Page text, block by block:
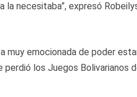
la necesitaba”, expresó
muy emocionada de poder
los Juegos Bolivarianos